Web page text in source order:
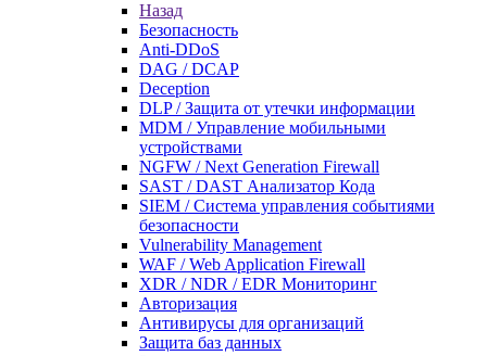
Назад
Безопасность
Anti-DDoS
DAG / DCAP
Deception
DLP / Защита от утечки информации
MDM / Управление мобильными
устройствами
NGFW / Next Generation Firewall
SAST / DAST Анализатор Кода
SIEM / Система управления событиями
безопасности
Vulnerability Management
WAF / Web Application Firewall
XDR / NDR / EDR Мониторинг
Авторизация
Антивирусы для организаций
Защита баз данных